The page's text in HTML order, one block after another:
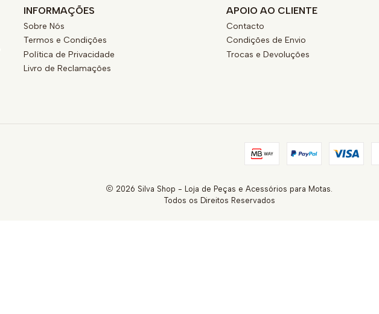
INFORMAÇÕES
Sobre Nós
Termos e Condições
Política de Privacidade
Livro de Reclamações
APOIO AO CLIENTE
Contacto
Condições de Envio
Trocas e Devoluções
2026 Silva Shop - Loja de Peças e Acessórios para Motas.
Todos os Direitos Reservados